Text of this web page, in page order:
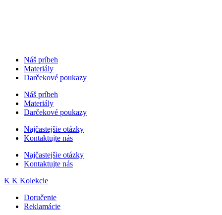
Náš príbeh
Materiály
Darčekové poukazy
Náš príbeh
Materiály
Darčekové poukazy
Najčastejšie otázky
Kontaktujte nás
Najčastejšie otázky
Kontaktujte nás
K K Kolekcie
Doručenie
Reklamácie